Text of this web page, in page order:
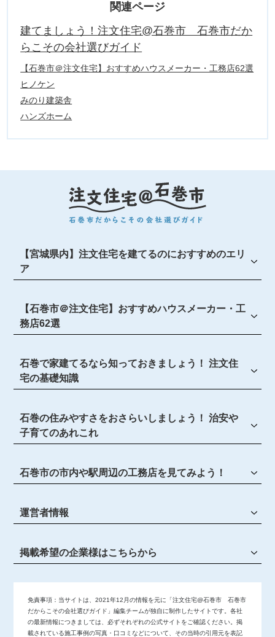
関連ページ
建てましょう！注文住宅@石巻市 石巻市だか
らこその会社選びガイド
【石巻市＠注文住宅】おすすめハウスメーカー・工務店62選
ヒノケン
みのり建築舎
ハンズホーム
【宮城県内】注文住宅を建てるのにおすすめのエリ
ア
【石巻市＠注文住宅】おすすめハウスメーカー・工
務店62選
石巻で家建てるなら知っておきましょう！ 注文住
宅の基礎知識
石巻の住みやすさをおさらいしましょう！ 治安や
子育てのあれこれ
石巻市の市内や駅周辺の工務店を見てみよう！
運営者情報
掲載希望の企業様はこちらから
免責事項： 当サイトは、2021年12月の情報を元に「注文住宅@石巻市 石巻市
だからこその会社選びガイド」編集チームが独自に制作したサイトです。各社
の最新情報につきましては、必ずそれぞれの公式サイトをご確認ください。掲
載されている施工事例の写真・口コミなどについて、その当時の引用元を表記